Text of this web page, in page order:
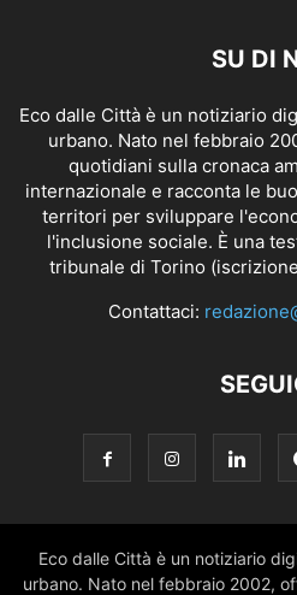
SU DI
Eco dalle Città è un notiziario
urbano. Nato nel febbraio
quotidiani sulla cronaca
internazionale e racconta le
territori per sviluppare
l'inclusione sociale. È una
tribunale di Torino
Contattaci:
Eco dalle Città è un notiziario
urbano. Nato nel febbraio 2002,